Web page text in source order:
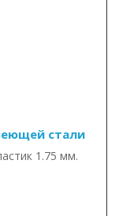
стали
1.75 мм.